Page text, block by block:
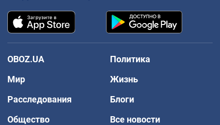
OBOZ.UA
Политика
Мир
Жизнь
Расследования
Блоги
Общество
Все новости